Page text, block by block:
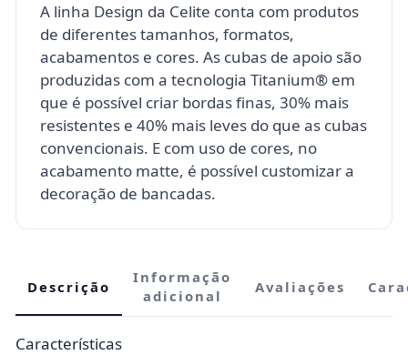
A linha Design da Celite conta com produtos
de diferentes tamanhos, formatos,
acabamentos e cores. As cubas de apoio são
produzidas com a tecnologia Titanium® em
que é possível criar bordas finas, 30% mais
resistentes e 40% mais leves do que as cubas
convencionais. E com uso de cores, no
acabamento matte, é possível customizar a
decoração de bancadas.
Descrição
Informação
adicional
Avaliações
Características